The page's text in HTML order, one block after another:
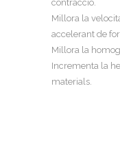
contracció.
Millora la
accelerant de
Millora la
Incrementa la
materials.